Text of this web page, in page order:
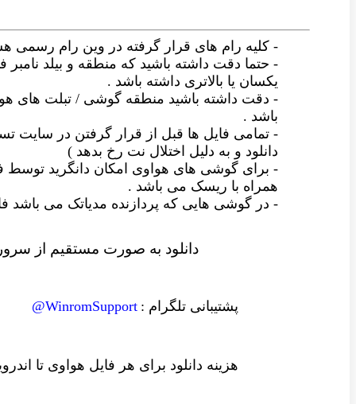
- کلیه رام های قرار گرفته در وین رام
- حتما دقت داشته باشید که منطقه و بیلد نامبر
یکسان یا بالاتری داشته باشد .
- دقت داشته باشید منطقه گوشی / تبلت های
باشد .
- تمامی فایل ها قبل از قرار گرفتن در
دانلود و به دلیل اختلال نت رخ بدهد )
- برای گوشی های هواوی امکان دانگرید توسط
همراه با ریسک می باشد .
- در گوشی هایی که پردازنده مدیاتک می
دانلود به صورت مستقیم از
پشتیبانی تلگرام : WinromSupport@
هزینه دانلود برای هر فایل هواوی تا